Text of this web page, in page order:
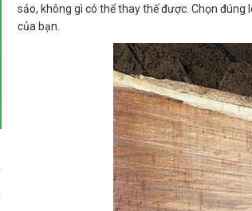
sảo, không gì có thể thay thế được. Chọn
của bạn.